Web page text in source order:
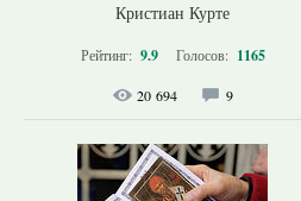
Кристиан Курте
Рейтинг: 9.9 Голосов: 1165
20 694 9